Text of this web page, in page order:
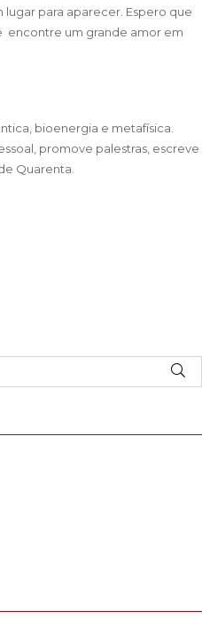
para aparecer. Espero que
encontre um grande amor em
bioenergia e metafísica.
promove palestras, escreve
Quarenta.